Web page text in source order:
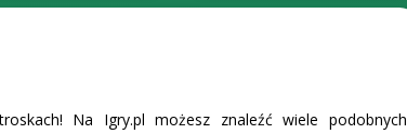
Na Igry.pl możesz znaleźć wiele podobnych